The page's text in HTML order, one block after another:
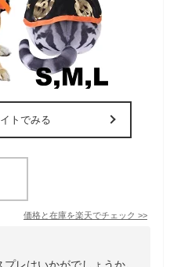
トでみる
価格と在庫を楽天でチェック >>